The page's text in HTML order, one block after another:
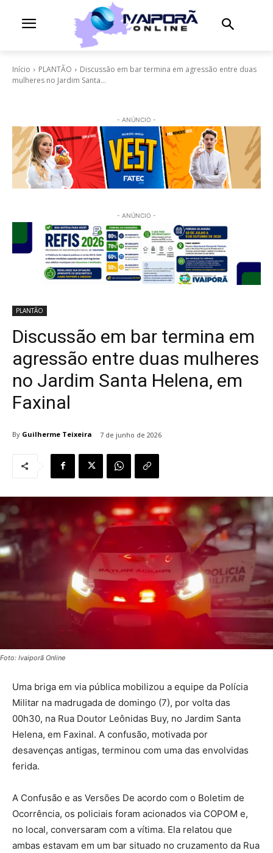
Início PLANTÃO
Discussão em bar termina em agressão entre duas
mulheres no Jardim Santa...
- ANÚNCIO -
- ANÚNCIO -
PLANTÃO
Discussão em bar termina em
agressão entre duas mulheres
no Jardim Santa Helena, em
Faxinal
By Guilherme Teixeira 7 de junho de 2026
Foto: Ivaiporã Online
Uma briga em via pública mobilizou a equipe da Polícia
Militar na madrugada de domingo (7), por volta das
00h30, na Rua Doutor Leônidas Buy, no Jardim Santa
Helena, em Faxinal. A confusão, motivada por
desavenças antigas, terminou com uma das envolvidas
ferida.
A Confusão e as Versões De acordo com o Boletim de
Ocorrência, os policiais foram acionados via COPOM e,
no local, conversaram com a vítima. Ela relatou que
ambas estavam em um bar situado no cruzamento da Rua